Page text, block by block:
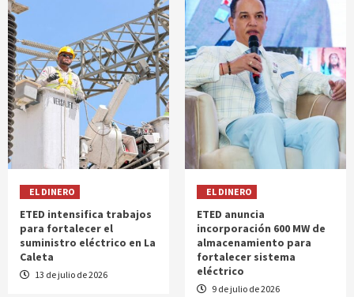
EL DINERO
ETED intensifica trabajos
para fortalecer el
suministro eléctrico en La
Caleta
13 de julio de 2026
EL DINERO
ETED anuncia
incorporación 600 MW de
almacenamiento para
fortalecer sistema
eléctrico
9 de julio de 2026